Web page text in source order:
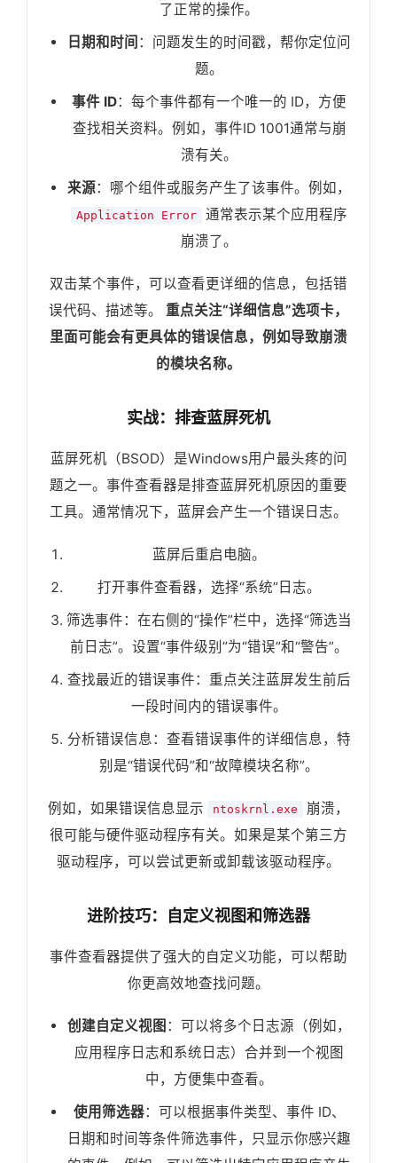
了正常的操作。
日期和时间 ：问题发生的时间戳，帮你定位问
题。
事件 ID：每个事件都有一个唯一的 ID，方便
查找相关资料。例如，事件ID 1001通常与崩
溃有关。
来源：哪个组件或服务产生了该事件。例如，
Application Error
通常表示某个应用程序
崩溃了。
双击某个事件，可以查看更详细的信息，包括错
误代码、描述等。 重点关注“详细信息”选项卡，
里面可能会有更具体的错误信息，例如导致崩溃
的模块名称。
实战：排查蓝屏死机
蓝屏死机（BSOD）是Windows用户最头疼的问
题之一。事件查看器是排查蓝屏死机原因的重要
工具。通常情况下，蓝屏会产生一个错误日志。
蓝屏后重启电脑。
打开事件查看器，选择“系统”日志。
筛选事件：在右侧的“操作”栏中，选择“筛选当
前日志”。设置“事件级别”为“错误”和“警告”。
查找最近的错误事件：重点关注蓝屏发生前后
一段时间内的错误事件。
分析错误信息：查看错误事件的详细信息，特
别是“错误代码”和“故障模块名称”。
例如，如果错误信息显示 ntoskrnl.exe
崩溃，
很可能与硬件驱动程序有关。如果是某个第三方
驱动程序，可以尝试更新或卸载该驱动程序。
进阶技巧：自定义视图和筛选器
事件查看器提供了强大的自定义功能，可以帮助
你更高效地查找问题。
创建自定义视图 ：可以将多个日志源（例如，
应用程序日志和系统日志）合并到一个视图
中，方便集中查看。
使用筛选器：可以根据事件类型、事件 ID、
日期和时间等条件筛选事件，只显示你感兴趣